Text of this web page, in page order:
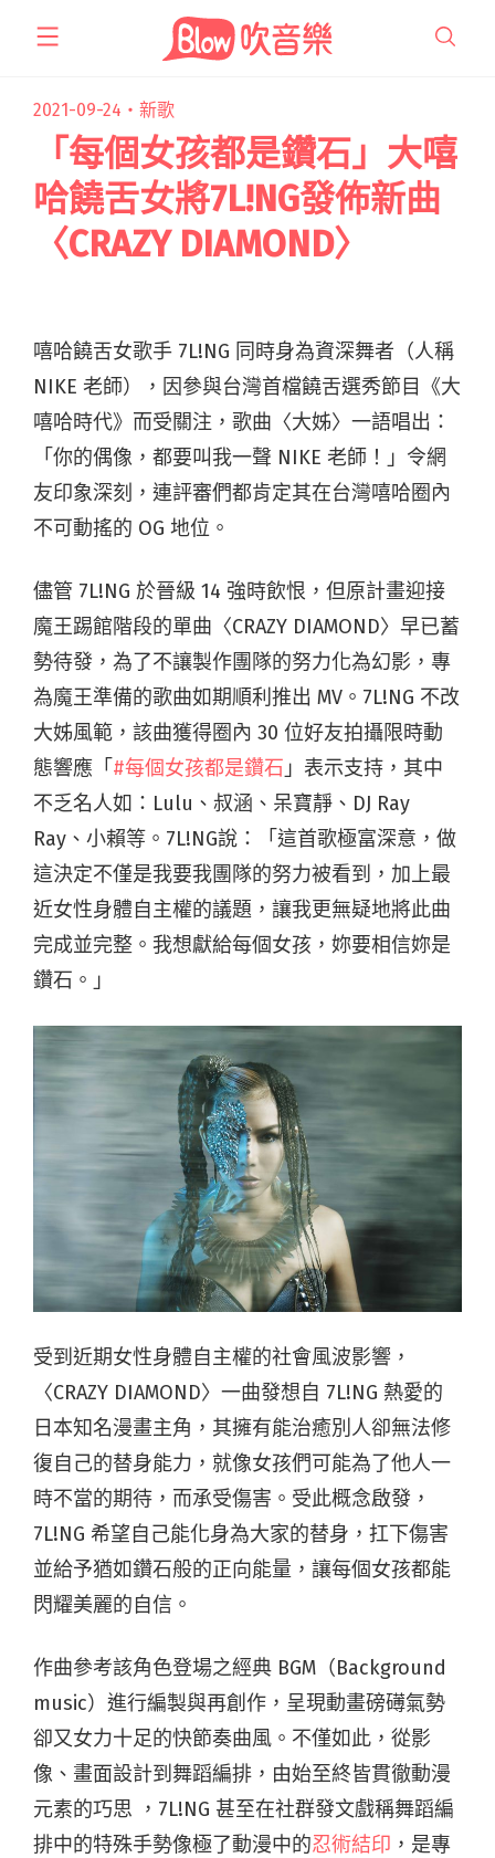
2021-09-24・ 新歌
「每個女孩都是鑽石」大嘻
哈饒舌女將7L!NG發佈新曲
〈CRAZY DIAMOND〉
嘻哈饒舌女歌手 7L!NG 同時身為資深舞者（人稱
NIKE 老師），因參與台灣首檔饒舌選秀節目《大
嘻哈時代》而受關注，歌曲〈大姊〉一語唱出：
「你的偶像，都要叫我一聲 NIKE 老師！」令網
友印象深刻，連評審們都肯定其在台灣嘻哈圈內
不可動搖的 OG 地位。
儘管 7L!NG 於晉級 14 強時飲恨，但原計畫迎接
魔王踢館階段的單曲〈CRAZY DIAMOND〉早已蓄
勢待發，為了不讓製作團隊的努力化為幻影，專
為魔王準備的歌曲如期順利推出 MV。7L!NG 不改
大姊風範，該曲獲得圈內 30 位好友拍攝限時動
態響應「 #每個女孩都是鑽石 」表示支持，其中
不乏名人如：Lulu、叔涵、呆寶靜、DJ Ray
Ray、小賴等。7L!NG說：「這首歌極富深意，做
這決定不僅是我要我團隊的努力被看到，加上最
近女性身體自主權的議題，讓我更無疑地將此曲
完成並完整。我想獻給每個女孩，妳要相信妳是
鑽石。」
受到近期女性身體自主權的社會風波影響，
〈CRAZY DIAMOND〉一曲發想自 7L!NG 熱愛的
日本知名漫畫主角，其擁有能治癒別人卻無法修
復自己的替身能力，就像女孩們可能為了他人一
時不當的期待，而承受傷害。受此概念啟發，
7L!NG 希望自己能化身為大家的替身，扛下傷害
並給予猶如鑽石般的正向能量，讓每個女孩都能
閃耀美麗的自信。
作曲參考該角色登場之經典 BGM（Background
music）進行編製與再創作，呈現動畫磅礡氣勢
卻又女力十足的快節奏曲風。不僅如此，從影
像、畫面設計到舞蹈編排，由始至終皆貫徹動漫
元素的巧思 ，7L!NG 甚至在社群發文戲稱舞蹈編
排中的特殊手勢像極了動漫中的忍術結印 ，是專